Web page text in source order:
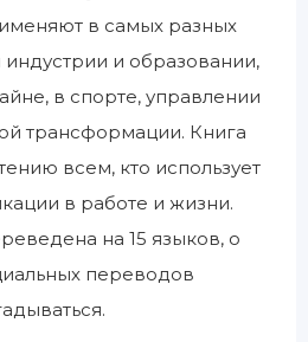
в самых разных
и образовании,
в спорте, управлении
трансформации. Книга
всем, кто использует
в работе и жизни.
на 15 языков, о
переводов